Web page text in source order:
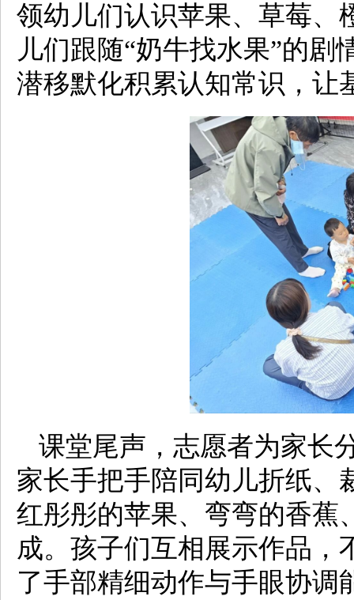
领幼儿们认识苹果、草莓、
儿们跟随“奶牛找水果”的
潜移默化积累认知常识，让
课堂尾声，志愿者为家长
家长手把手陪同幼儿折纸、
红彤彤的苹果、弯弯的香蕉
成。孩子们互相展示作品，
了手部精细动作与手眼协调